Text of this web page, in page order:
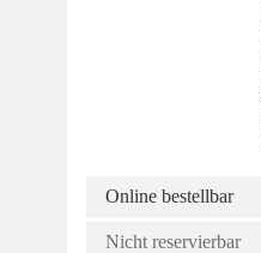
Online bestellbar
Nicht reservierbar